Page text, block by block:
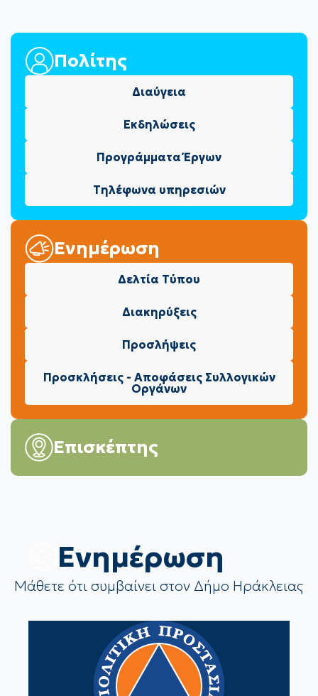
Πολίτης
Διαύγεια
Εκδηλώσεις
Προγράμματα Έργων
Τηλέφωνα υπηρεσιών
Ενημέρωση
Δελτία Τύπου
Διακηρύξεις
Προσλήψεις
Προσκλήσεις - Αποφάσεις Συλλογικών
Οργάνων
Επισκέπτης
Eνημέρωση
Μάθετε ότι συμβαίνει στον Δήμο Ηράκλειας